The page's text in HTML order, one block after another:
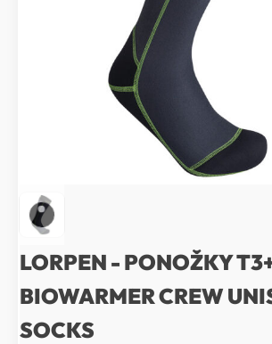
LORPEN - PONOŽKY
BIOWARMER CREW
SOCKS